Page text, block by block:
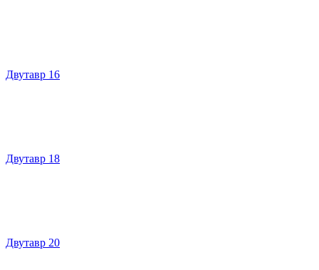
Двутавр 16
Двутавр 18
Двутавр 20